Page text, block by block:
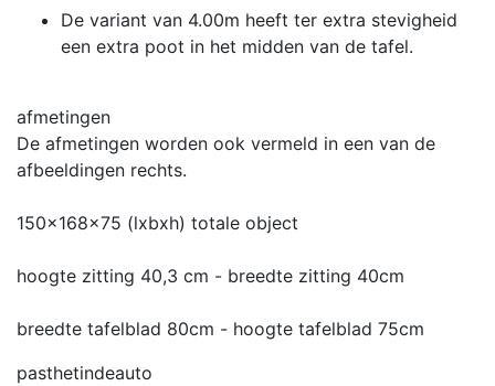
De variant van 4.00m heeft ter extra stevigheid
een extra poot in het midden van de tafel.
afmetingen
De afmetingen worden ook vermeld in een van de
afbeeldingen rechts.
150x168x75 (lxbxh) totale object
hoogte zitting 40,3 cm - breedte zitting 40cm
breedte tafelblad 80cm - hoogte tafelblad 75cm
pasthetindeauto